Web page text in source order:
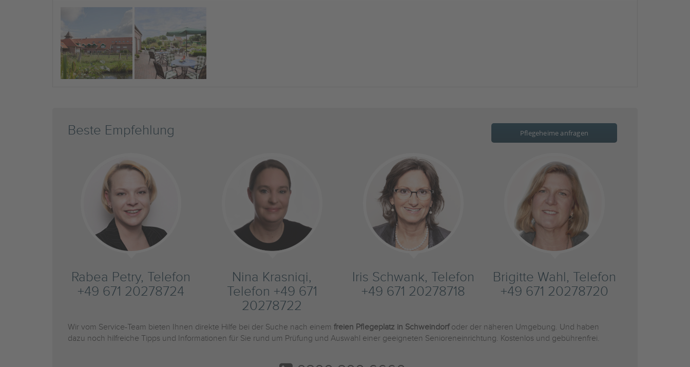
Beste Empfehlung Pflegeheime anfragen
Rabea Petry, Telefon
+49 671 20278724
Nina Krasniqi,
Telefon +49 671
20278722
Iris Schwank, Telefon
+49 671 20278718
Brigitte Wahl, Telefon
+49 671 20278720
Wir vom Service-Team bieten Ihnen direkte Hilfe bei der Suche nach einem freien Pflegeplatz in Schweindorfoder der näheren Umgebung. Und haben
dazu noch hilfreiche Tipps und Informationen für Sie rund um Prüfung und Auswahl einer geeigneten Senioreneinrichtung. Kostenlos und gebührenfrei.